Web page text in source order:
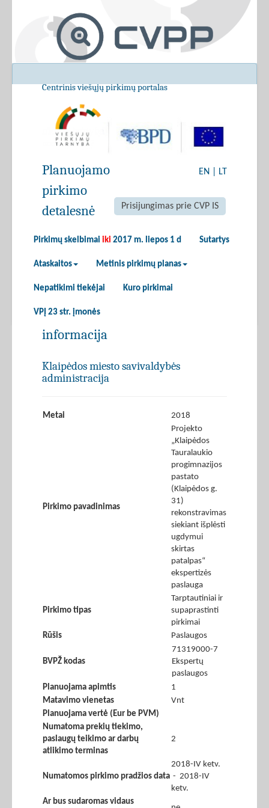
Centrinis viešųjų pirkimų portalas
EN LT
Prisijungimas prie CVP IS
Pirkimų skelbimai iki 2017 m. liepos 1 d Sutartys
Ataskaitos Metinis pirkimų planas
Nepatikimi tiekėjai Kuro pirkimai
VPĮ 23 str. įmonės
Planuojamo
pirkimo
detalesnė
informacija
Klaipėdos miesto savivaldybės
administracija
Metai 2018
Pirkimo pavadinimas
Projekto
„Klaipėdos
Tauralaukio
progimnazijos
pastato
(Klaipėdos g.
31)
rekonstravimas
siekiant išplėsti
ugdymui
skirtas
patalpas“
ekspertizės
paslauga
Pirkimo tipas
Tarptautiniai ir
supaprastinti
pirkimai
Rūšis
Paslaugos
BVPŽ kodas
71319000-7
Ekspertų
paslaugos
Planuojama apimtis
1
Matavimo vienetas
Vnt
Planuojama vertė (Eur be PVM)
Numatoma prekių tiekimo,
paslaugų teikimo ar darbų
atlikimo terminas
2
Numatomos pirkimo pradžios data
2018-IV ketv.
- 2018-IV
ketv.
Ar bus sudaromas vidaus